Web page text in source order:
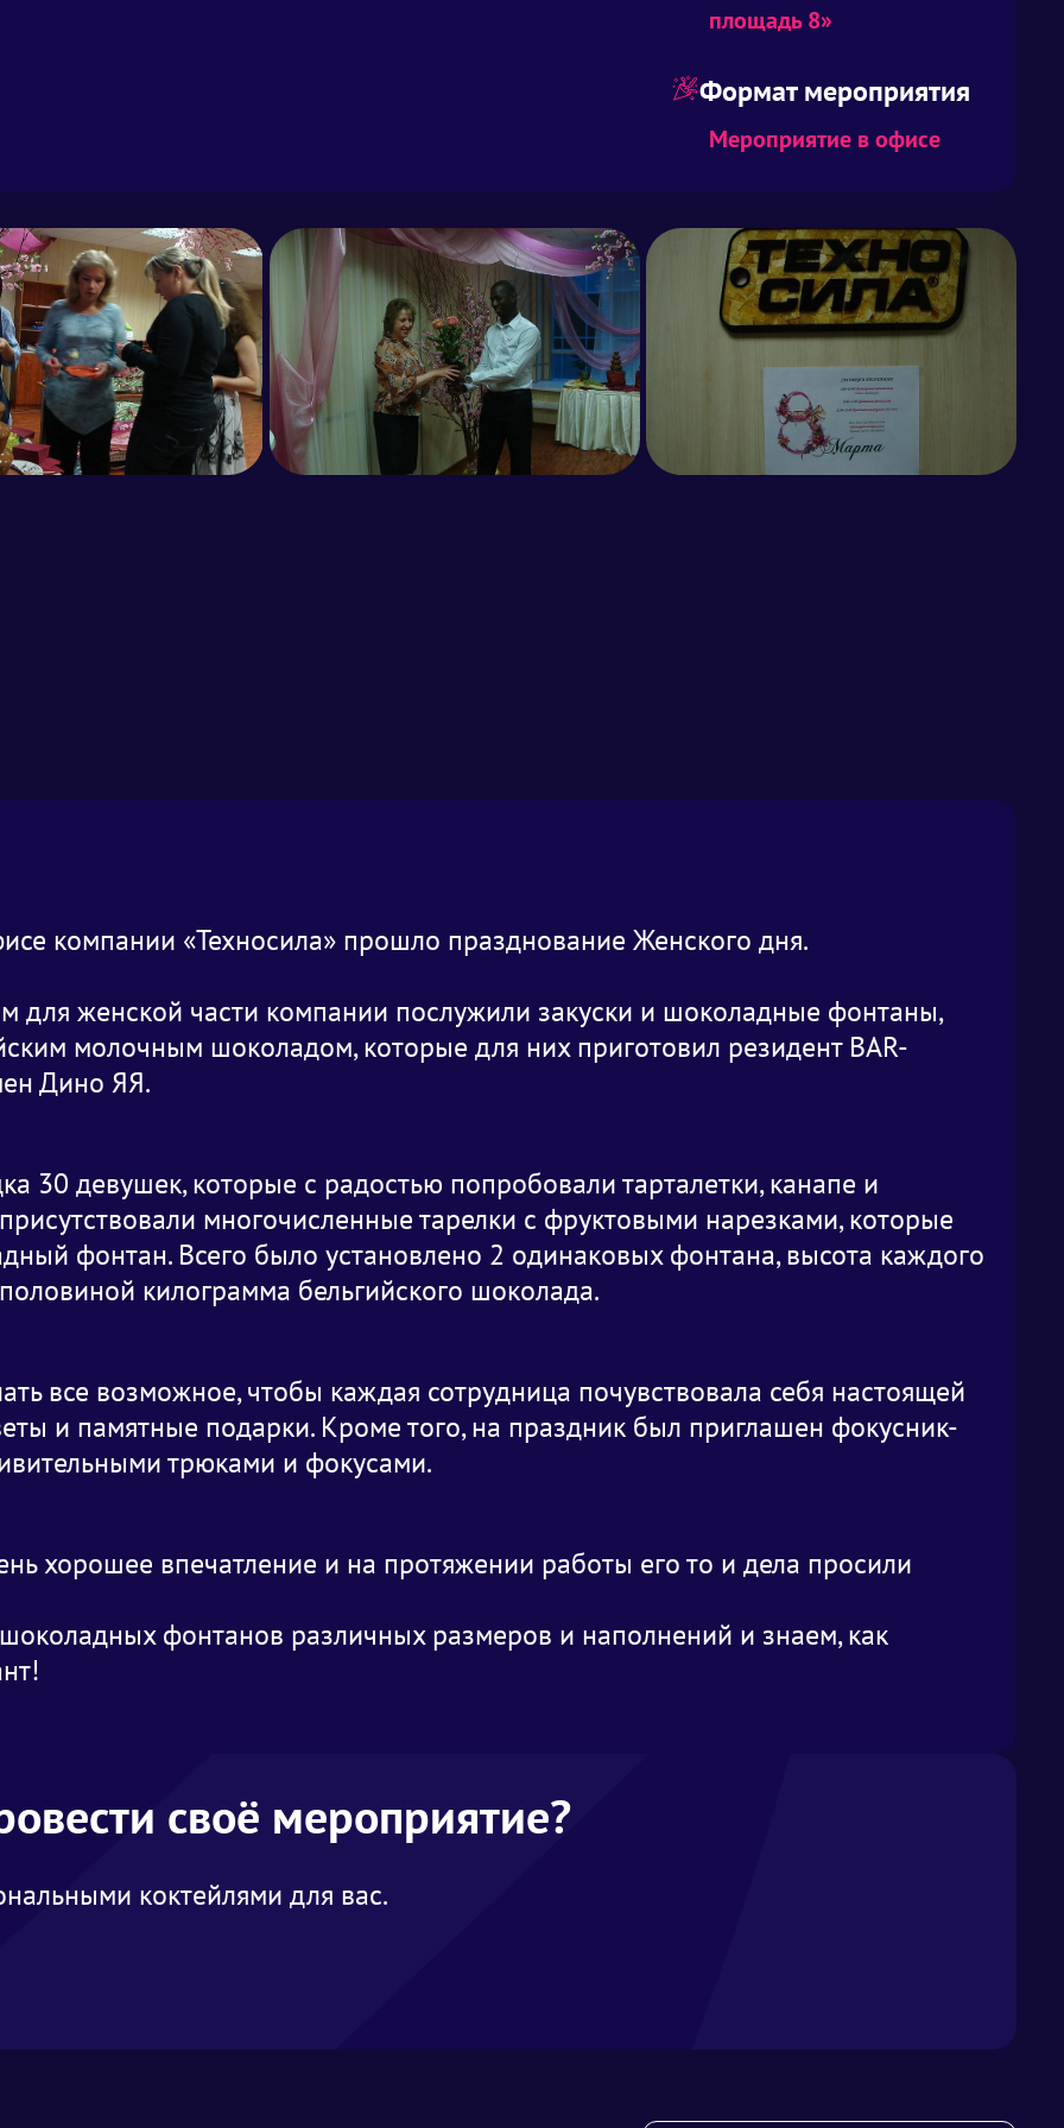
площадь 8»
Формат мероприятия
Мероприятие в офисе
компании «Техносила» прошло празднование Женского дня.
для женской части компании послужили закуски и шоколадные фонтаны,
молочным шоколадом, которые для них приготовил резидент BAR-
Дино ЯЯ.
30 девушек, которые с радостью попробовали тарталетки, канапе и
многочисленные тарелки с фруктовыми нарезками, которые
фонтан. Всего было установлено 2 одинаковых фонтана, высота каждого
килограмма бельгийского шоколада.
все возможное, чтобы каждая сотрудница почувствовала себя настоящей
и памятные подарки. Кроме того, на праздник был приглашен фокусник-
трюками и фокусами.
хорошее впечатление и на протяжении работы его то и дела просили
фонтанов различных размеров и наполнений и знаем, как
своё мероприятие?
коктейлями для вас.